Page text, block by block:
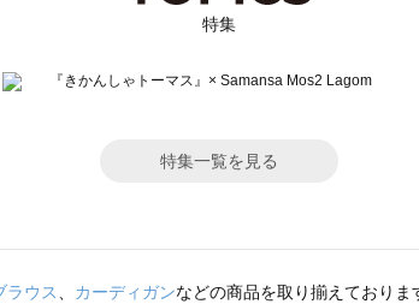
特集
特集一覧を見る
ラウス カーディガンなどの商品を取り揃えておりま